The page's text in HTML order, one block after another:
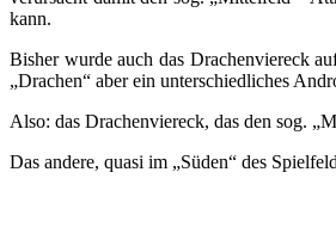
kann.
Bisher wurde auch das Drachenviereck
„Drachen“ aber ein unterschiedliches
Also: das Drachenviereck, das den sog.
Das andere, quasi im „Süden“ des